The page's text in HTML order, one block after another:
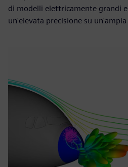
di modelli elettricamente grandi
un'elevata precisione su